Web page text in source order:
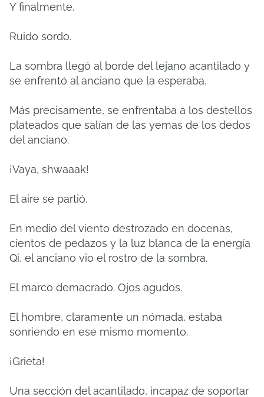
Y finalmente.
Ruido sordo.
La sombra llegó al borde del lejano acantilado y
se enfrentó al anciano que la esperaba.
Más precisamente, se enfrentaba a los destellos
plateados que salían de las yemas de los dedos
del anciano.
¡Vaya, shwaaak!
El aire se partió.
En medio del viento destrozado en docenas,
cientos de pedazos y la luz blanca de la energía
Qi, el anciano vio el rostro de la sombra.
El marco demacrado. Ojos agudos.
El hombre, claramente un nómada, estaba
sonriendo en ese mismo momento.
¡Grieta!
Una sección del acantilado, incapaz de soportar